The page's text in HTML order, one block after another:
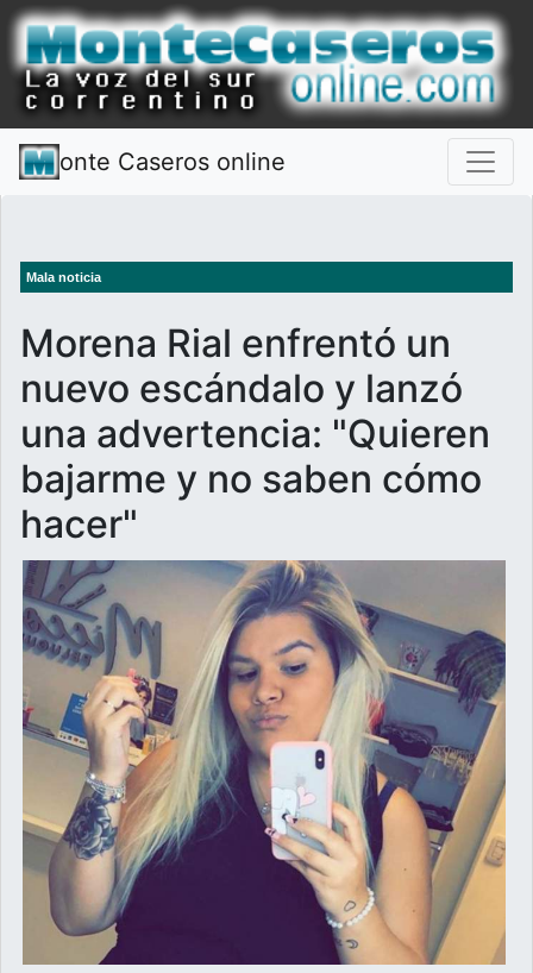
onte Caseros online
Mala noticia
Morena Rial enfrentó un
nuevo escándalo y lanzó
una advertencia: "Quieren
bajarme y no saben cómo
hacer"